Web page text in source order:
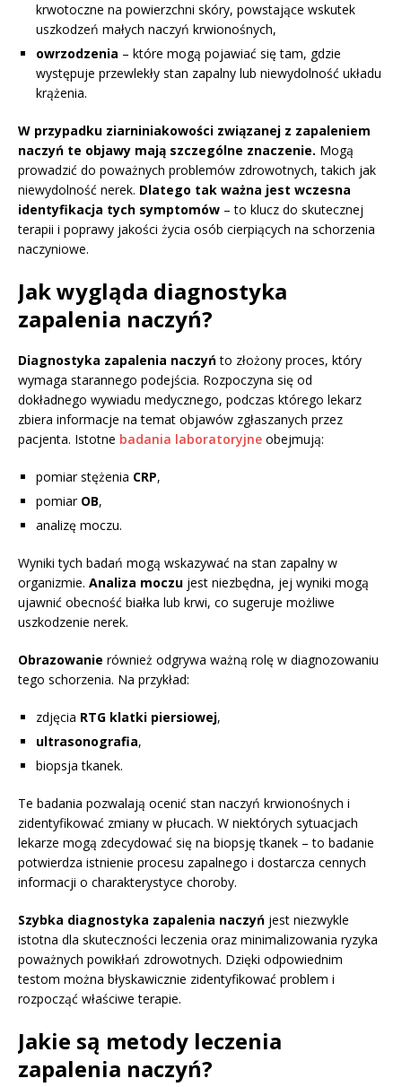
krwotoczne na powierzchni skóry, powstające wskutek
uszkodzeń małych naczyń krwionośnych,
owrzodzenia – które mogą pojawiać się tam, gdzie
występuje przewlekły stan zapalny lub niewydolność układu
krążenia.
W przypadku ziarniniakowości związanej z zapaleniem
naczyń te objawy mają szczególne znaczenie. Mogą
prowadzić do poważnych problemów zdrowotnych, takich jak
niewydolność nerek. Dlatego tak ważna jest wczesna
identyfikacja tych symptomów – to klucz do skutecznej
terapii i poprawy jakości życia osób cierpiących na schorzenia
naczyniowe.
Jak wygląda diagnostyka
zapalenia naczyń?
Diagnostyka zapalenia naczyńto złożony proces, który
wymaga starannego podejścia. Rozpoczyna się od
dokładnego wywiadu medycznego, podczas którego lekarz
zbiera informacje na temat objawów zgłaszanych przez
pacjenta. Istotne badania laboratoryjne obejmują:
pomiar stężenia CRP,
pomiar OB,
analizę moczu.
Wyniki tych badań mogą wskazywać na stan zapalny w
organizmie. Analiza moczu jest niezbędna, jej wyniki mogą
ujawnić obecność białka lub krwi, co sugeruje możliwe
uszkodzenie nerek.
Obrazowanie również odgrywa ważną rolę w diagnozowaniu
tego schorzenia. Na przykład:
zdjęcia RTG klatki piersiowej,
ultrasonografia,
biopsja tkanek.
Te badania pozwalają ocenić stan naczyń krwionośnych i
zidentyfikować zmiany w płucach. W niektórych sytuacjach
lekarze mogą zdecydować się na biopsję tkanek – to badanie
potwierdza istnienie procesu zapalnego i dostarcza cennych
informacji o charakterystyce choroby.
Szybka diagnostyka zapalenia naczyń jest niezwykle
istotna dla skuteczności leczenia oraz minimalizowania ryzyka
poważnych powikłań zdrowotnych. Dzięki odpowiednim
testom można błyskawicznie zidentyfikować problem i
rozpocząć właściwe terapie.
Jakie są metody leczenia
zapalenia naczyń?